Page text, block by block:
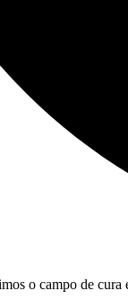
o campo de cura e